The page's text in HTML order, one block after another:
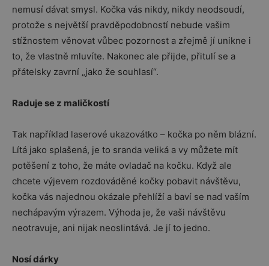
nemusí dávat smysl. Kočka vás nikdy, nikdy neodsoudí,
protože s největší pravděpodobností nebude vašim
stížnostem věnovat vůbec pozornost a zřejmě jí unikne i
to, že vlastně mluvíte. Nakonec ale přijde, přitulí se a
přátelsky zavrní „jako že souhlasí“.
Raduje se z maličkostí
Tak například laserové ukazovátko – kočka po něm blázní.
Lítá jako splašená, je to sranda veliká a vy můžete mít
potěšení z toho, že máte ovladač na kočku. Když ale
chcete výjevem rozdováděné kočky pobavit návštěvu,
kočka vás najednou okázale přehlíží a baví se nad vaším
nechápavým výrazem. Výhoda je, že vaši návštěvu
neotravuje, ani nijak neoslintává. Je jí to jedno.
Nosí dárky